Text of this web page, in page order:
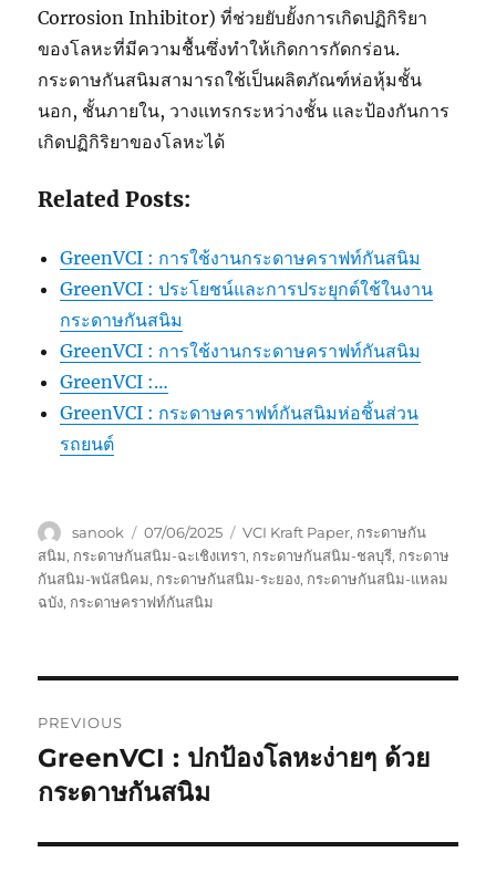
Corrosion Inhibitor) ที่ช่วยยับยั้งการเกิดปฏิกิริยา
ของโลหะที่มีความชื้นซึ่งทำให้เกิดการกัดกร่อน.
กระดาษกันสนิมสามารถใช้เป็นผลิตภัณฑ์ห่อหุ้มชั้น
นอก, ชั้นภายใน, วางแทรกระหว่างชั้น และป้องกันการ
เกิดปฏิกิริยาของโลหะได้
Related Posts:
GreenVCI : การใช้งานกระดาษคราฟท์กันสนิม
GreenVCI : ประโยชน์และการประยุกต์ใช้ในงาน
กระดาษกันสนิม
GreenVCI : การใช้งานกระดาษคราฟท์กันสนิม
GreenVCI :…
GreenVCI : กระดาษคราฟท์กันสนิมห่อชิ้นส่วน
รถยนต์
Author
sanook
Posted
on
07/06/2025 Tags
VCI Kraft Paper, กระดาษกัน
สนิม, กระดาษกันสนิม-ฉะเชิงเทรา, กระดาษกันสนิม-ชลบุรี, กระดาษ
กันสนิม-พนัสนิคม, กระดาษกันสนิม-ระยอง, กระดาษกันสนิม-แหลม
ฉบัง, กระดาษคราฟท์กันสนิม
navigation
PREVIOUS
Previous
post:
GreenVCI : ปกป้องโลหะง่ายๆ ด้วย
กระดาษกันสนิม